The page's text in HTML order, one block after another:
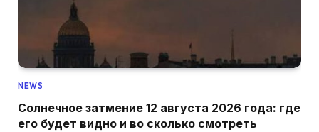
NEWS
Солнечное затмение 12 августа 2026 года: где
его будет видно и во сколько смотреть